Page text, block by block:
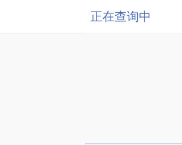
正在查询中